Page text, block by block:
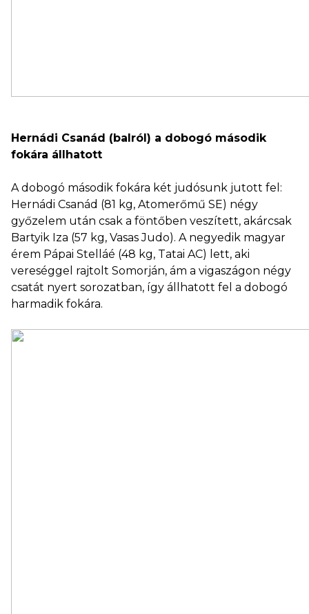
Hernádi Csanád (balról) a dobogó második
fokára állhatott
A dobogó második fokára két judósunk jutott fel:
Hernádi Csanád (81 kg, Atomerőmű SE) négy
győzelem után csak a föntőben veszített, akárcsak
Bartyik Iza (57 kg, Vasas Judo). A negyedik magyar
érem Pápai Stelláé (48 kg, Tatai AC) lett, aki
vereséggel rajtolt Somorján, ám a vigaszágon négy
csatát nyert sorozatban, így állhatott fel a dobogó
harmadik fokára.